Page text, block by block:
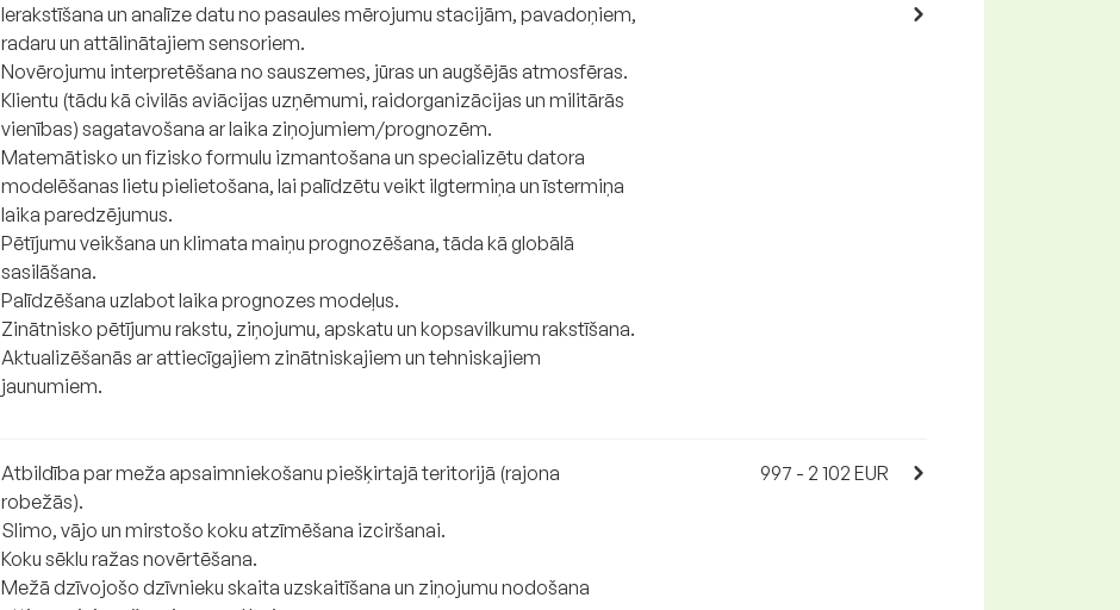
Ierakstīšana un analīze datu no pasaules mērojumu stacijām, pavadoņiem,
radaru un attālinātajiem sensoriem.
Novērojumu interpretēšana no sauszemes, jūras un augšējās atmosfēras.
Klientu (tādu kā civilās aviācijas uzņēmumi, raidorganizācijas un militārās
vienības) sagatavošana ar laika ziņojumiem/prognozēm.
Matemātisko un fizisko formulu izmantošana un specializētu datora
modelēšanas lietu pielietošana, lai palīdzētu veikt ilgtermiņa un īstermiņa
laika paredzējumus.
Pētījumu veikšana un klimata maiņu prognozēšana, tāda kā globālā
sasilāšana.
Palīdzēšana uzlabot laika prognozes modeļus.
Zinātnisko pētījumu rakstu, ziņojumu, apskatu un kopsavilkumu rakstīšana.
Aktualizēšanās ar attiecīgajiem zinātniskajiem un tehniskajiem
jaunumiem.
Atbildība par meža apsaimniekošanu piešķirtajā teritorijā (rajona
robežās).
Slimo, vājo un mirstošo koku atzīmēšana izciršanai.
Koku sēklu ražas novērtēšana.
Mežā dzīvojošo dzīvnieku skaita uzskaitīšana un ziņojumu nodošana
997 - 2 102 EUR